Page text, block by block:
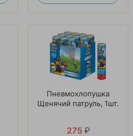
Пневмохлопушка
Щенячий патруль, 1шт.
275 ₽